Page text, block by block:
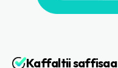
Kaffaltii saffisaa